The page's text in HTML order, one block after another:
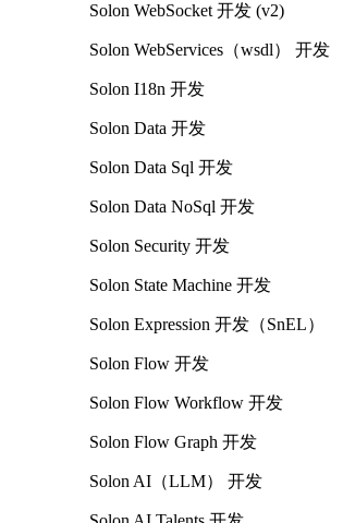
Solon WebSocket 开发 (v2)
Solon WebServices（wsdl） 开发
Solon I18n 开发
Solon Data 开发
Solon Data Sql 开发
Solon Data NoSql 开发
Solon Security 开发
Solon State Machine 开发
Solon Expression 开发（SnEL）
Solon Flow 开发
Solon Flow Workflow 开发
Solon Flow Graph 开发
Solon AI（LLM） 开发